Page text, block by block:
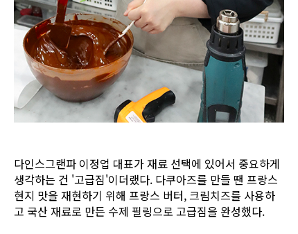
다인스그랜파 이정업 대표가 재료 선택에 있어서 중요하게
생각하는 건 '고급짐'이더랬다. 다쿠아즈를 만들 땐 프랑스
현지 맛을 재현하기 위해 프랑스 버터, 크림치즈를 사용하
고 국산 재료로 만든 수제 필링으로 고급짐을 완성했다.